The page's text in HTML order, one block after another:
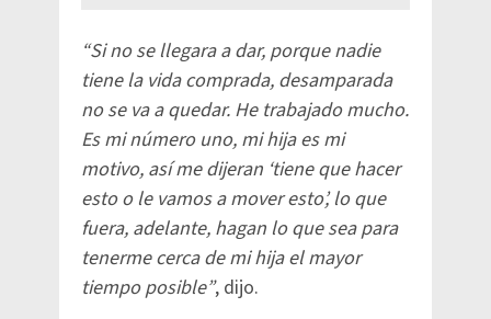
“Si no se llegara a dar, porque nadie
tiene la vida comprada, desamparada
no se va a quedar. He trabajado mucho.
Es mi número uno, mi hija es mi
motivo, así me dijeran ‘tiene que hacer
esto o le vamos a mover esto’, lo que
fuera, adelante, hagan lo que sea para
tenerme cerca de mi hija el mayor
tiempo posible”, dijo.